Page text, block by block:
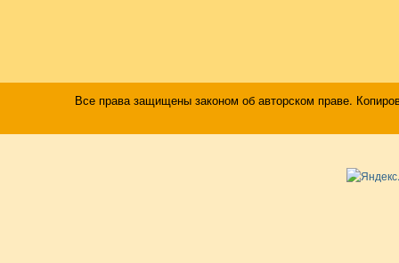
Все права защищены законом об авторском праве.